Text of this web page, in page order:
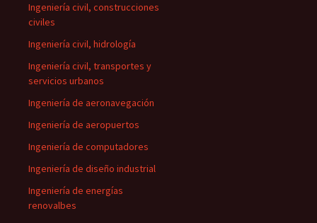
Ingeniería civil, construcciones
civiles
Ingeniería civil, hidrología
Ingeniería civil, transportes y
servicios urbanos
Ingeniería de aeronavegación
Ingeniería de aeropuertos
Ingeniería de computadores
Ingeniería de diseño industrial
Ingeniería de energías
renovalbes